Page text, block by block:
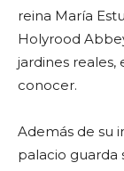
reina María
Holyrood
jardines reales,
conocer.
Además de su
palacio guarda